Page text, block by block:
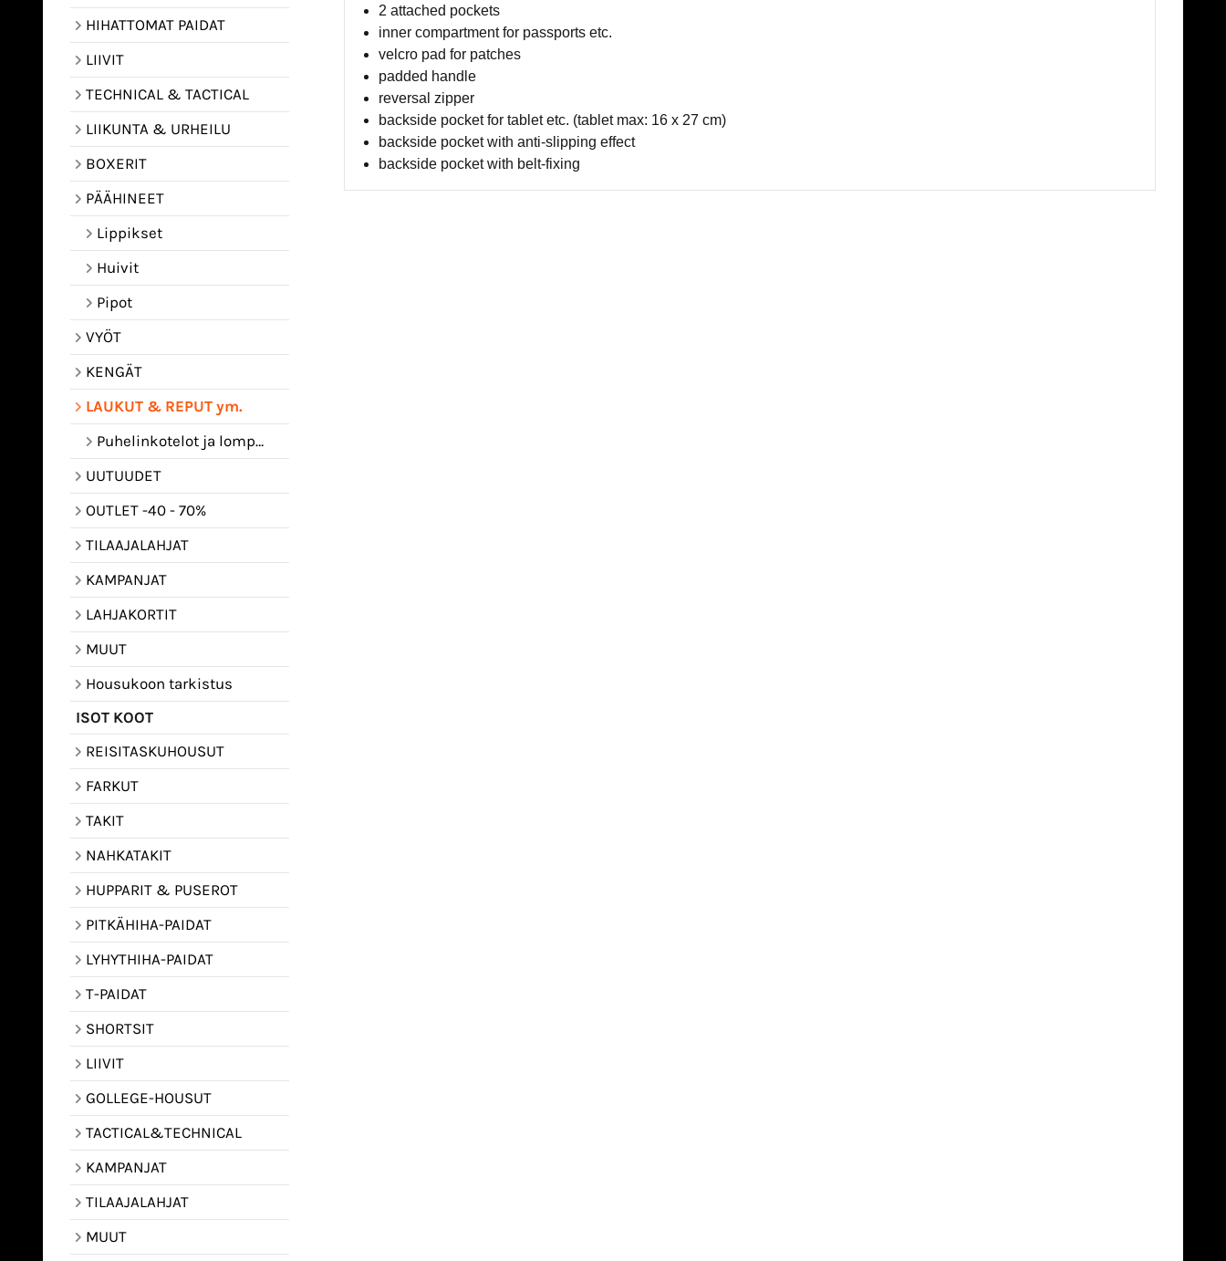
HIHATTOMAT PAIDAT
LIIVIT
TECHNICAL & TACTICAL
LIIKUNTA & URHEILU
BOXERIT
PÄÄHINEET
Lippikset
Huivit
Pipot
VYÖT
KENGÄT
LAUKUT & REPUT ym.
Puhelinkotelot ja lompakot
UUTUUDET
OUTLET -40 - 70%
TILAAJALAHJAT
KAMPANJAT
LAHJAKORTIT
MUUT
Housukoon tarkistus
ISOT KOOT
REISITASKUHOUSUT
FARKUT
TAKIT
NAHKATAKIT
HUPPARIT & PUSEROT
PITKÄHIHA-PAIDAT
LYHYTHIHA-PAIDAT
T-PAIDAT
SHORTSIT
LIIVIT
GOLLEGE-HOUSUT
TACTICAL&TECHNICAL
KAMPANJAT
TILAAJALAHJAT
MUUT
2 attached pockets
inner compartment for passports etc.
velcro pad for patches
padded handle
reversal zipper
backside pocket for tablet etc. (tablet max: 16 x 27 cm)
backside pocket with anti-slipping effect
backside pocket with belt-fixing